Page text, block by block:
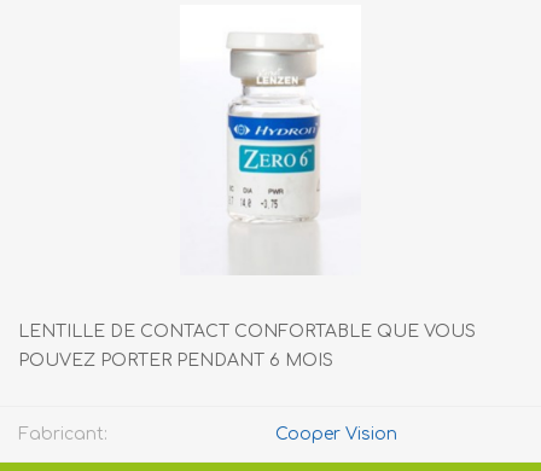
LENTILLE DE CONTACT CONFORTABLE QUE VOUS
POUVEZ PORTER PENDANT 6 MOIS
Fabricant: Cooper Vision